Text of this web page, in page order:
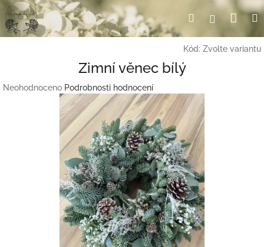
Přejít
na
obsah
HledatPřihlášení
Kód: Zvolte variantu
Zimní věnec bílý
Průměrné
Neohodnoceno Podrobnosti hodnocení